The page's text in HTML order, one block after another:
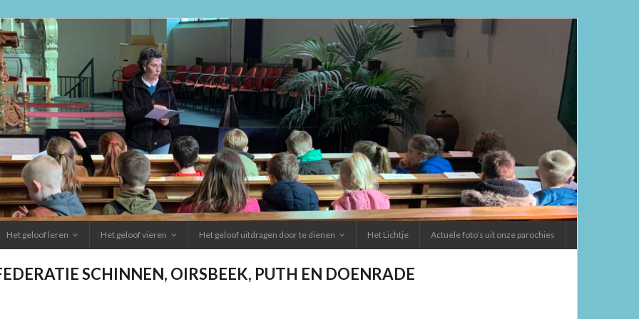
Het geloof leren Het geloof vieren Het geloof uitdragen door te dienen Het Lichtje Actuele foto’s uit onze parochies
SCHINNEN, OIRSBEEK, PUTH EN DOENRADE